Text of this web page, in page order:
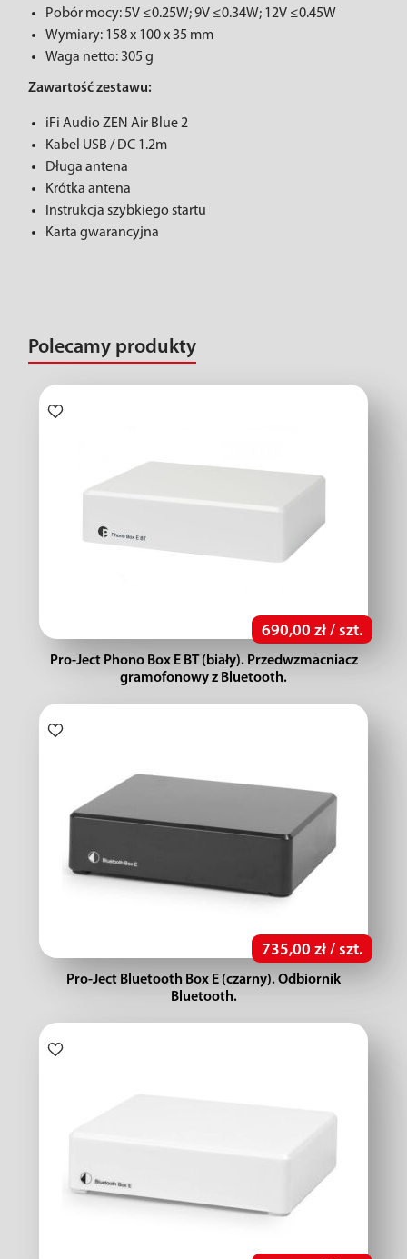
Pobór mocy: 5V ≤0.25W; 9V ≤0.34W; 12V ≤0.45W
Wymiary: 158 x 100 x 35 mm
Waga netto: 305 g
Zawartość zestawu:
iFi Audio ZEN Air Blue 2
Kabel USB / DC 1.2m
Długa antena
Krótka antena
Instrukcja szybkiego startu
Karta gwarancyjna
Polecamy produkty
690,00 zł / szt.
Pro-Ject Phono Box E BT (biały). Przedwzmacniacz
gramofonowy z Bluetooth.
735,00 zł / szt.
Pro-Ject Bluetooth Box E (czarny). Odbiornik
Bluetooth.